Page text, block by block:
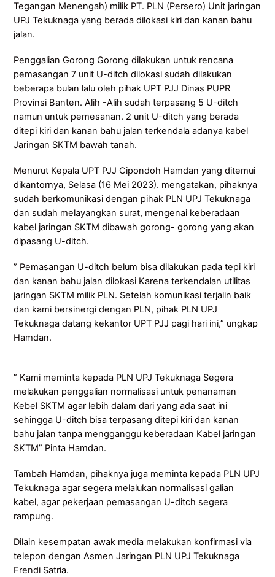
Tegangan Menengah) milik PT. PLN (Persero) Unit jaringan
UPJ Tekuknaga yang berada dilokasi kiri dan kanan bahu
jalan.
Penggalian Gorong Gorong dilakukan untuk rencana
pemasangan 7 unit U-ditch dilokasi sudah dilakukan
beberapa bulan lalu oleh pihak UPT PJJ Dinas PUPR
Provinsi Banten. Alih -Alih sudah terpasang 5 U-ditch
namun untuk pemesanan. 2 unit U-ditch yang berada
ditepi kiri dan kanan bahu jalan terkendala adanya kabel
Jaringan SKTM bawah tanah.
Menurut Kepala UPT PJJ Cipondoh Hamdan yang ditemui
dikantornya, Selasa (16 Mei 2023). mengatakan, pihaknya
sudah berkomunikasi dengan pihak PLN UPJ Tekuknaga
dan sudah melayangkan surat, mengenai keberadaan
kabel jaringan SKTM dibawah gorong- gorong yang akan
dipasang U-ditch.
” Pemasangan U-ditch belum bisa dilakukan pada tepi kiri
dan kanan bahu jalan dilokasi Karena terkendalan utilitas
jaringan SKTM milik PLN. Setelah komunikasi terjalin baik
dan kami bersinergi dengan PLN, pihak PLN UPJ
Tekuknaga datang kekantor UPT PJJ pagi hari ini,” ungkap
Hamdan.
” Kami meminta kepada PLN UPJ Tekuknaga Segera
melakukan penggalian normalisasi untuk penanaman
Kebel SKTM agar lebih dalam dari yang ada saat ini
sehingga U-ditch bisa terpasang ditepi kiri dan kanan
bahu jalan tanpa mengganggu keberadaan Kabel jaringan
SKTM” Pinta Hamdan.
Tambah Hamdan, pihaknya juga meminta kepada PLN UPJ
Tekuknaga agar segera melalukan normalisasi galian
kabel, agar pekerjaan pemasangan U-ditch segera
rampung.
Dilain kesempatan awak media melakukan konfirmasi via
telepon dengan Asmen Jaringan PLN UPJ Tekuknaga
Frendi Satria.